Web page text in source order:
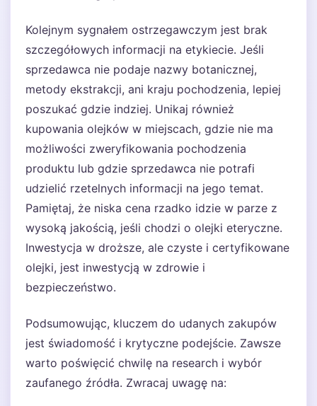
Kolejnym sygnałem ostrzegawczym jest brak
szczegółowych informacji na etykiecie. Jeśli
sprzedawca nie podaje nazwy botanicznej,
metody ekstrakcji, ani kraju pochodzenia, lepiej
poszukać gdzie indziej. Unikaj również
kupowania olejków w miejscach, gdzie nie ma
możliwości zweryfikowania pochodzenia
produktu lub gdzie sprzedawca nie potrafi
udzielić rzetelnych informacji na jego temat.
Pamiętaj, że niska cena rzadko idzie w parze z
wysoką jakością, jeśli chodzi o olejki eteryczne.
Inwestycja w droższe, ale czyste i certyfikowane
olejki, jest inwestycją w zdrowie i
bezpieczeństwo.
Podsumowując, kluczem do udanych zakupów
jest świadomość i krytyczne podejście. Zawsze
warto poświęcić chwilę na research i wybór
zaufanego źródła. Zwracaj uwagę na: